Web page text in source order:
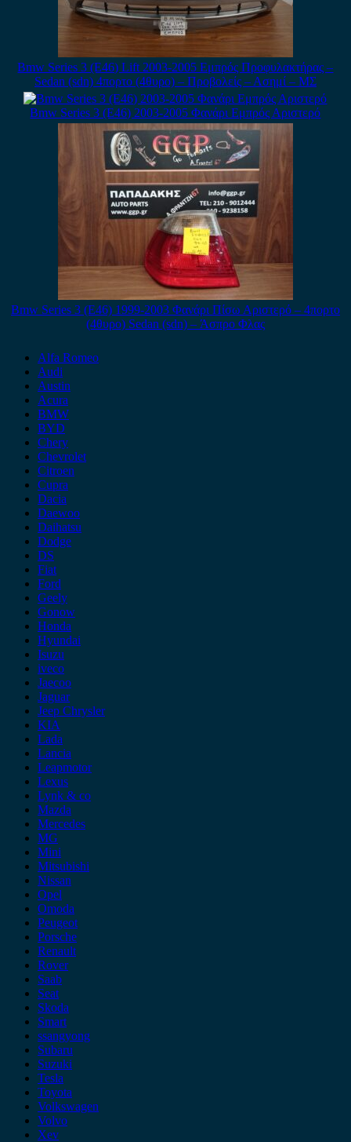
Bmw Series 3 (E46) Lift 2003-2005 Εμπρός Προφυλακτήρας –
Sedan (sdn) 4πορτο (4θυρο) – Προβολείς – Ασημί – ΜΣ
Bmw Series 3 (E46) 2003-2005 Φανάρι Εμπρός Αριστερό
Bmw Series 3 (E46) 1999-2003 Φανάρι Πίσω Αριστερό – 4πορτο
(4θυρο) Sedan (sdn) – Άσπρο Φλας
Alfa Romeo
Audi
Austin
Acura
BMW
BYD
Chery
Chevrolet
Citroen
Cupra
Dacia
Daewoo
Daihatsu
Dodge
DS
Fiat
Ford
Geely
Gonow
Honda
Hyundai
Isuzu
iveco
Jaecoo
Jaguar
Jeep Chrysler
KIA
Lada
Lancia
Leapmotor
Lexus
Lynk & co
Mazda
Mercedes
MG
Mini
Mitsubishi
Nissan
Opel
Omoda
Peugeot
Porsche
Renault
Rover
Saab
Seat
Skoda
Smart
ssangyong
Subaru
Suzuki
Tesla
Toyota
Volkswagen
Volvo
Xev